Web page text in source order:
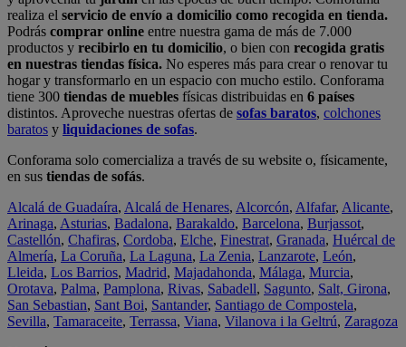
realiza el servicio de envío a domicilio como recogida en tienda.
Podrás comprar online entre nuestra gama de más de 7.000
productos y recibirlo en tu domicilio, o bien con recogida gratis
en nuestras tiendas física. No esperes más para crear o renovar tu
hogar y transformarlo en un espacio con mucho estilo. Conforama
tiene 300 tiendas de muebles físicas distribuidas en 6 países
distintos. Aproveche nuestras ofertas de sofas baratos, colchones
baratos y liquidaciones de sofas.
Conforama solo comercializa a través de su website o, físicamente,
en sus tiendas de sofás.
Alcalá de Guadaíra, Alcalá de Henares, Alcorcón, Alfafar, Alicante,
Arinaga, Asturias, Badalona, Barakaldo, Barcelona, Burjassot,
Castellón, Chafiras, Cordoba, Elche, Finestrat, Granada, Huércal de
Almería, La Coruña, La Laguna, La Zenia, Lanzarote, León,
Lleida, Los Barrios, Madrid, Majadahonda, Málaga, Murcia,
Orotava, Palma, Pamplona, Rivas, Sabadell, Sagunto, Salt, Girona,
San Sebastian, Sant Boi, Santander, Santiago de Compostela,
Sevilla, Tamaraceite, Terrassa, Viana, Vilanova i la Geltrú, Zaragoza